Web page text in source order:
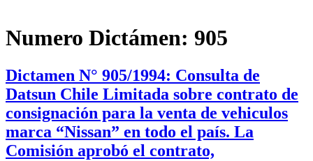
Numero Dictámen: 905
Dictamen N° 905/1994: Consulta de
Datsun Chile Limitada sobre contrato de
consignación para la venta de vehiculos
marca “Nissan” en todo el país. La
Comisión aprobó el contrato,